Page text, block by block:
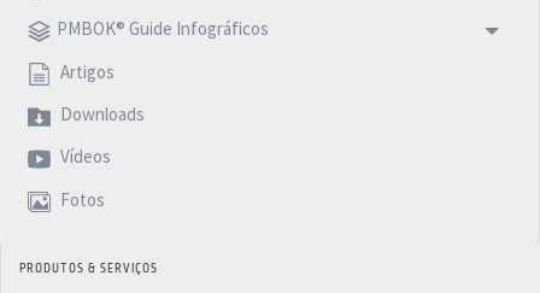
PMBOK® Guide Infográficos
Artigos
Downloads
Vídeos
Fotos
PRODUTOS & SERVIÇOS